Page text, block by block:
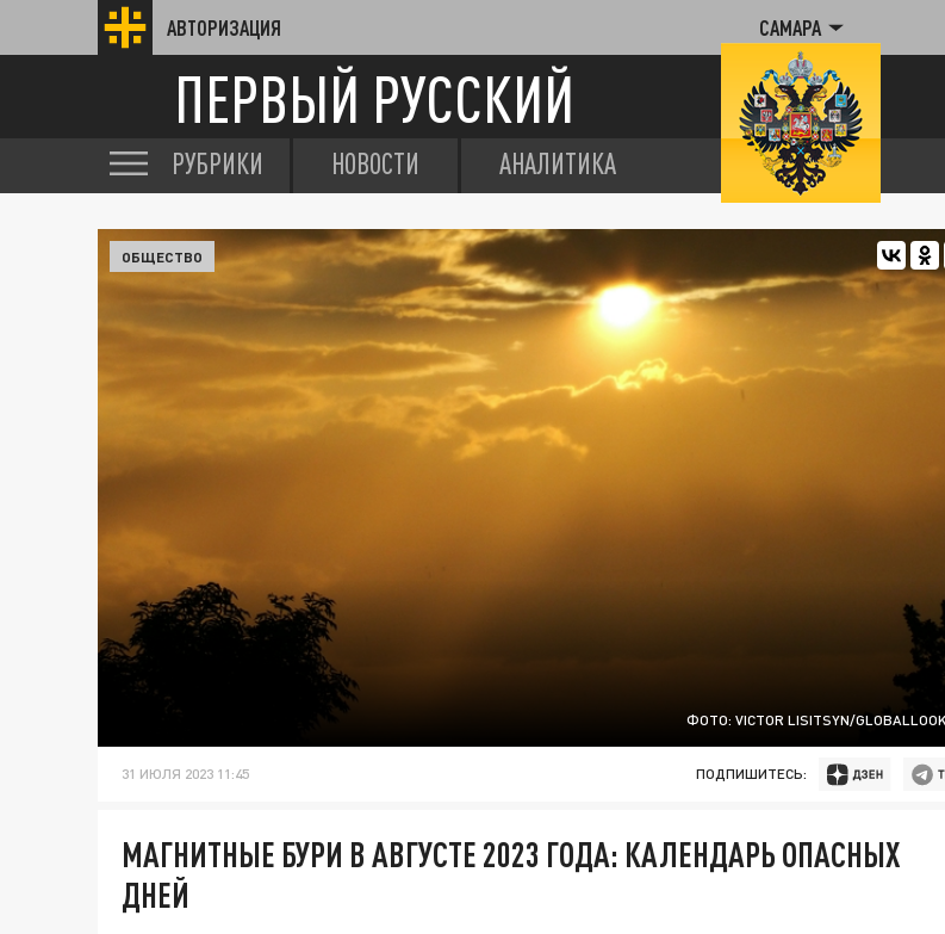
АВТОРИЗАЦИЯ САМАРА
ПЕРВЫЙ РУССКИЙ
РУБРИКИ НОВОСТИ АНАЛИТИКА
ФОТО: VICTOR LISITSYN/
ОБЩЕСТВО
31 ИЮЛЯ 2023 11:45 ПОДПИШИТЕСЬ:
МАГНИТНЫЕ БУРИ В АВГУСТЕ 2023 ГОДА: КАЛЕНДАРЬ ОПАСНЫХ
ДНЕЙ